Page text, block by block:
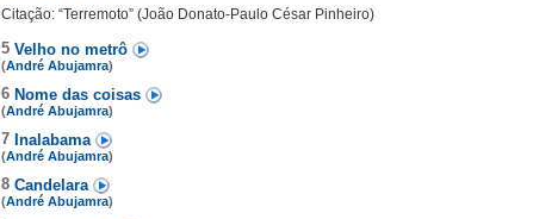
Citação: “Terremoto” (João Donato-Paulo César Pinheiro)
5 Velho no metrô
(André Abujamra)
6 Nome das coisas
(André Abujamra)
7 Inalabama
(André Abujamra)
8 Candelara
(André Abujamra)